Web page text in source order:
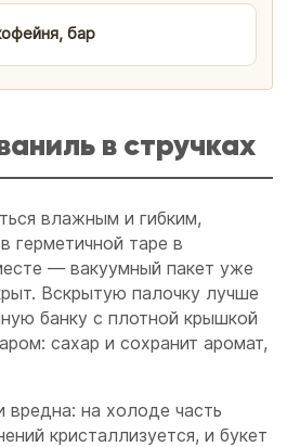
бар
в стручках
влажным и гибким,
герметичной таре в
— вакуумный пакет уже
Вскрытую палочку лучше
банку с плотной крышкой
сахар и сохранит аромат,
на холоде часть
кристаллизуется, и букет